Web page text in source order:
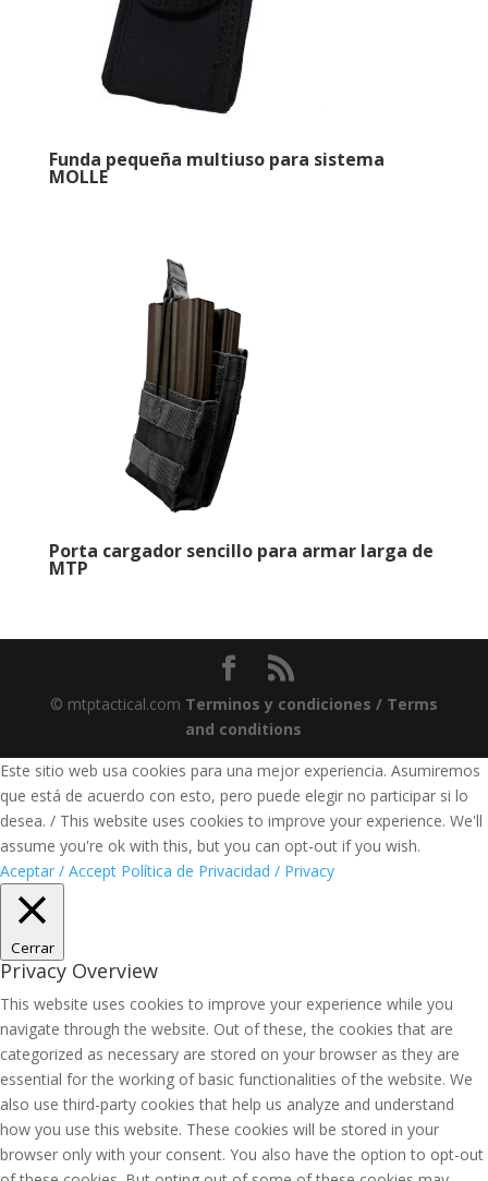
Funda pequeña multiuso para sistema
MOLLE
Porta cargador sencillo para armar larga de
MTP
© mtptactical.com Terminos y condiciones / Terms
and conditions
Este sitio web usa cookies para una mejor experiencia. Asumiremos
que está de acuerdo con esto, pero puede elegir no participar si lo
desea. / This website uses cookies to improve your experience. We'll
assume you're ok with this, but you can opt-out if you wish.
Aceptar / Accept Política de Privacidad / Privacy
Cerrar
Privacy Overview
This website uses cookies to improve your experience while you
navigate through the website. Out of these, the cookies that are
categorized as necessary are stored on your browser as they are
essential for the working of basic functionalities of the website. We
also use third-party cookies that help us analyze and understand
how you use this website. These cookies will be stored in your
browser only with your consent. You also have the option to opt-out